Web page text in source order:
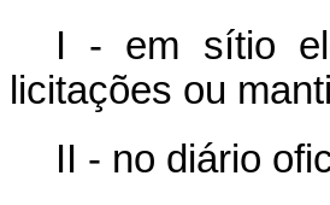
I - em sítio
licitações ou
II - no diário